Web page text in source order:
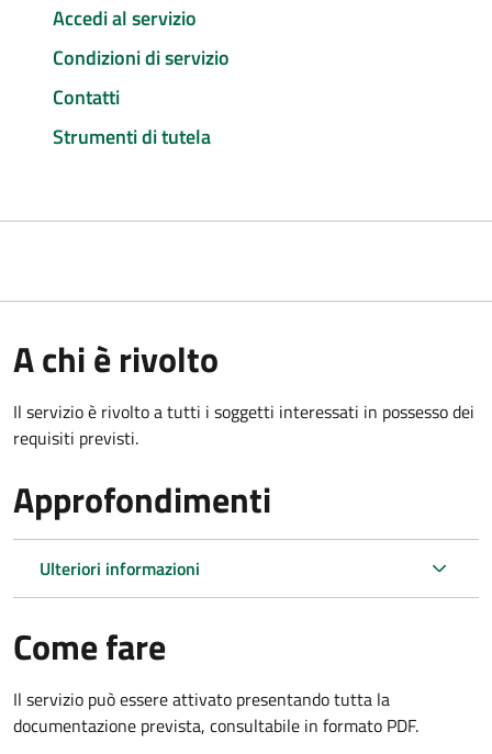
Accedi al servizio
Condizioni di servizio
Contatti
Strumenti di tutela
A chi è rivolto
Il servizio è rivolto a tutti i soggetti interessati in possesso dei
requisiti previsti.
Approfondimenti
Ulteriori informazioni
Come fare
Il servizio può essere attivato presentando tutta la
documentazione prevista, consultabile in formato PDF.